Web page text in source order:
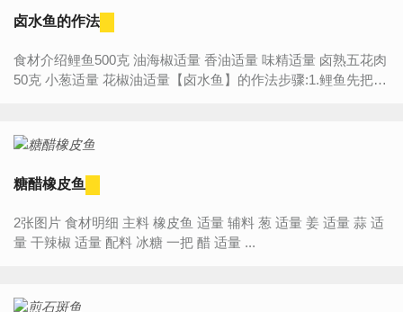
卤水鱼的作法
食材介绍鲤鱼500克 油海椒适量 香油适量 味精适量 卤熟五花肉
50克 小葱适量 花椒油适量【卤水鱼】的作法步骤:1.鲤鱼先把鱼
糖醋橡皮鱼
2张图片 食材明细 主料 橡皮鱼 适量 辅料 葱 适量 姜 适量 蒜 适
量 干辣椒 适量 配料 冰糖 一把 醋 适量 ...